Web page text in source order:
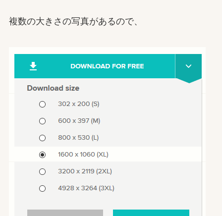
複数の大きさの写真があるので、